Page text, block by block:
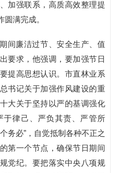
加强联系，高质高效整理提
满完成。
间廉洁过节、安全生产、值
要求，他强调，要加强节日
提高思想认识。市直林业系
书记关于加强作风建设的重
大关于坚持以严的基调强化
于律己、严负其责、严管所
务必”，自觉抵制各种不正之
第一个节点，确保节日期间
党纪。要把落实中央八项规